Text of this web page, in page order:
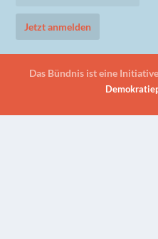
Das Bündnis ist eine